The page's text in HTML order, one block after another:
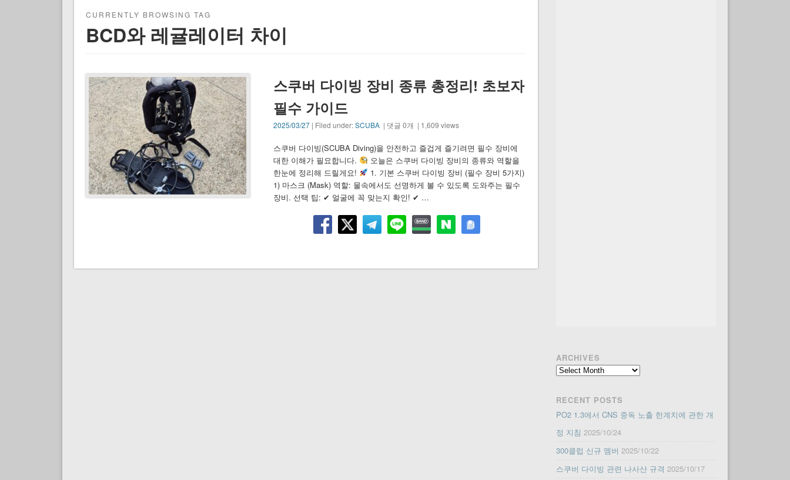
CURRENTLY BROWSING TAG
BCD와 레귤레이터 차이
스쿠버 다이빙 장비 종류 총정리! 초보자
필수 가이드
2025/03/27| Filed under:SCUBA| 댓글 0개 | 1,609 views
스쿠버 다이빙(SCUBA Diving)을 안전하고 즐겁게 즐기려면 필수 장비에
대한 이해가 필요합니다.
오늘은 스쿠버 다이빙 장비의 종류와 역할을
한눈에 정리해 드릴게요!
1. 기본 스쿠버 다이빙 장비 (필수 장비 5가지)
1) 마스크 (Mask) 역할: 물속에서도 선명하게 볼 수 있도록 도와주는 필수
장비. 선택 팁: ✔ 얼굴에 꼭 맞는지 확인! ✔ …
ARCHIVES
Archives
RECENT POSTS
PO2 1.3에서 CNS 중독 노출 한계치에 관한 개
정 지침 2025/10/24
300클럽 신규 멤버 2025/10/22
스쿠버 다이빙 관련 나사산 규격 2025/10/17